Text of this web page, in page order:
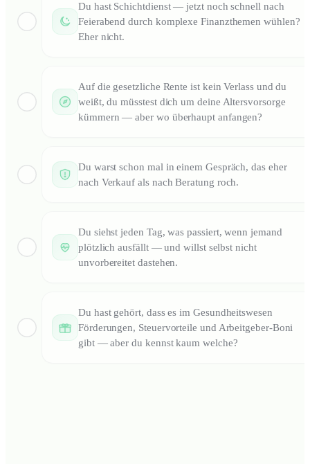
Du hast Schichtdienst — jetzt noch schnell nach
Feierabend durch komplexe Finanzthemen wühlen?
Eher nicht.
Auf die gesetzliche Rente ist kein Verlass und du
weißt, du müsstest dich um deine Altersvorsorge
kümmern — aber wo überhaupt anfangen?
Du warst schon mal in einem Gespräch, das eher
nach Verkauf als nach Beratung roch.
Du siehst jeden Tag, was passiert, wenn jemand
plötzlich ausfällt — und willst selbst nicht
unvorbereitet dastehen.
Du hast gehört, dass es im Gesundheitswesen
Förderungen, Steuervorteile und Arbeitgeber-Boni
gibt — aber du kennst kaum welche?